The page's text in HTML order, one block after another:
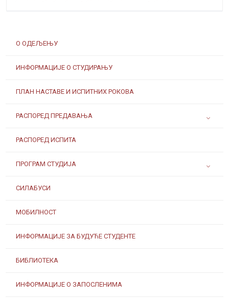
О ОДЕЉЕЊУ
ИНФОРМАЦИЈЕ О СТУДИРАЊУ
ПЛАН НАСТАВЕ И ИСПИТНИХ РОКОВА
РАСПОРЕД ПРЕДАВАЊА
РАСПОРЕД ИСПИТА
ПРОГРАМ СТУДИЈА
СИЛАБУСИ
МОБИЛНОСТ
ИНФОРМАЦИЈЕ ЗА БУДУЋЕ СТУДЕНТЕ
БИБЛИОТЕКА
ИНФОРМАЦИЈЕ О ЗАПОСЛЕНИМА